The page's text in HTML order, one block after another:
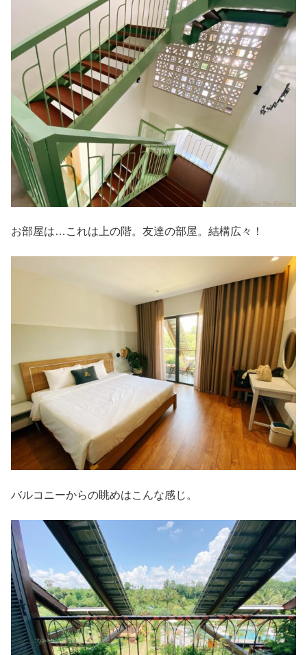
お部屋は…これは上の階。友達の部屋。結構広々！
バルコニーからの眺めはこんな感じ。